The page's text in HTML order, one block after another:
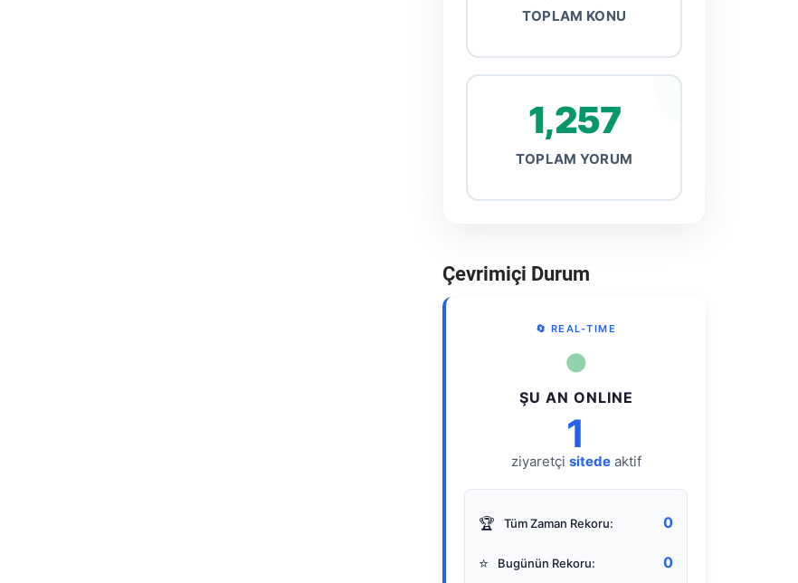
TOPLAM KONU
1,257
TOPLAM YORUM
Çevrimiçi Durum
🔄 REAL-TIME
●
ŞU AN ONLINE
1
ziyaretçi sitedeaktif
🏆 Tüm Zaman Rekoru: 0
⭐ Bugünün Rekoru: 0